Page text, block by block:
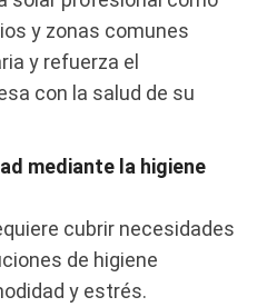
y zonas comunes
y refuerza el
con la salud de su
mediante la higiene
cubrir necesidades
de higiene
y estrés.